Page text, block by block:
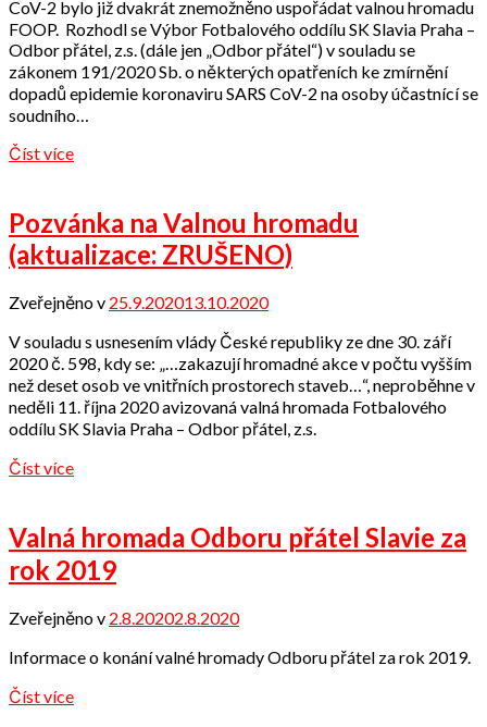
CoV-2 bylo již dvakrát znemožněno uspořádat valnou hromadu
FOOP. Rozhodl se Výbor Fotbalového oddílu SK Slavia Praha –
Odbor přátel, z.s. (dále jen „Odbor přátel“) v souladu se
zákonem 191/2020 Sb. o některých opatřeních ke zmírnění
dopadů epidemie koronaviru SARS CoV-2 na osoby účastnící se
soudního…
Číst více
Pozvánka na Valnou hromadu
(aktualizace: ZRUŠENO)
Zveřejněno v 25.9.202013.10.2020od
přátel
V souladu s usnesením vlády České republiky ze dne 30. září
2020 č. 598, kdy se: „…zakazují hromadné akce v počtu vyšším
než deset osob ve vnitřních prostorech staveb…“, neproběhne v
neděli 11. října 2020 avizovaná valná hromada Fotbalového
oddílu SK Slavia Praha – Odbor přátel, z.s.
Číst více
Valná hromada Odboru přátel Slavie za
rok 2019
Zveřejněno v 2.8.20202.8.2020od
přátel
Informace o konání valné hromady Odboru přátel za rok 2019.
Číst více